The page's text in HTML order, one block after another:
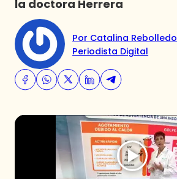
la doctora Herrera
Por Catalina Rebolledo
Periodista Digital
Programas
Club De La Comedia